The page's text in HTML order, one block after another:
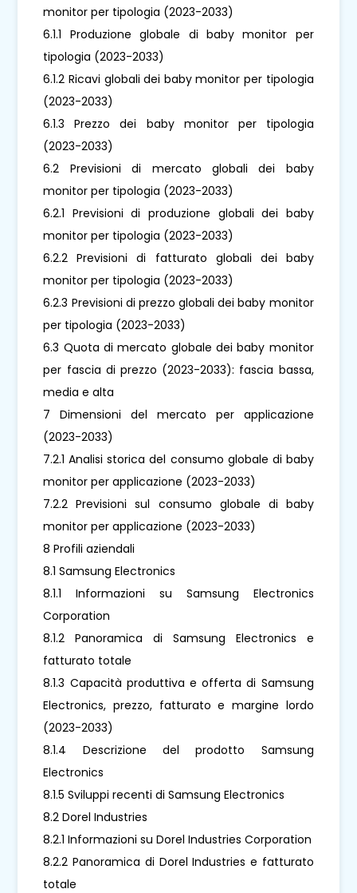
monitor per tipologia (2023-2033)
6.1.1 Produzione globale di baby monitor per
tipologia (2023-2033)
6.1.2 Ricavi globali dei baby monitor per tipologia
(2023-2033)
6.1.3 Prezzo dei baby monitor per tipologia
(2023-2033)
6.2 Previsioni di mercato globali dei baby
monitor per tipologia (2023-2033)
6.2.1 Previsioni di produzione globali dei baby
monitor per tipologia (2023-2033)
6.2.2 Previsioni di fatturato globali dei baby
monitor per tipologia (2023-2033)
6.2.3 Previsioni di prezzo globali dei baby monitor
per tipologia (2023-2033)
6.3 Quota di mercato globale dei baby monitor
per fascia di prezzo (2023-2033): fascia bassa,
media e alta
7 Dimensioni del mercato per applicazione
(2023-2033)
7.2.1 Analisi storica del consumo globale di baby
monitor per applicazione (2023-2033)
7.2.2 Previsioni sul consumo globale di baby
monitor per applicazione (2023-2033)
8 Profili aziendali
8.1 Samsung Electronics
8.1.1 Informazioni su Samsung Electronics
Corporation
8.1.2 Panoramica di Samsung Electronics e
fatturato totale
8.1.3 Capacità produttiva e offerta di Samsung
Electronics, prezzo, fatturato e margine lordo
(2023-2033)
8.1.4 Descrizione del prodotto Samsung
Electronics
8.1.5 Sviluppi recenti di Samsung Electronics
8.2 Dorel Industries
8.2.1 Informazioni su Dorel Industries Corporation
8.2.2 Panoramica di Dorel Industries e fatturato
totale